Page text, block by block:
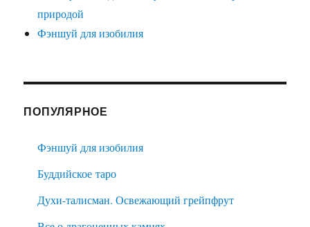
природой
Фэншуй для изобилия
ПОПУЛЯРНОЕ
Фэншуй для изобилия
Буддийское таро
Духи-талисман. Освежающий грейпфрут